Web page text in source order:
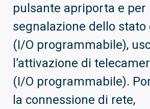
pulsante apriporta e per
segnalazione dello
(I/O programmabile),
l’attivazione di
(I/O programmabile).
la connessione di rete,